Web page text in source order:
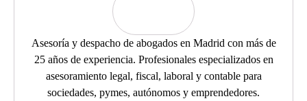
Asesoría y despacho de abogados en Madrid con más de
25 años de experiencia. Profesionales especializados en
asesoramiento legal, fiscal, laboral y contable para
sociedades, pymes, autónomos y emprendedores.